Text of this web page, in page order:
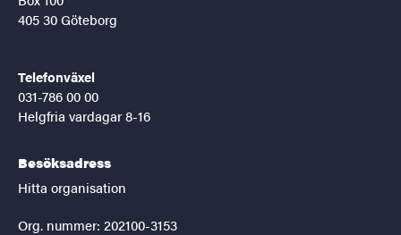
405 30 Göteborg
Telefonväxel
031-786 00 00
Helgfria vardagar 8-16
Besöksadress
Hitta organisation
Org. nummer: 202100-3153